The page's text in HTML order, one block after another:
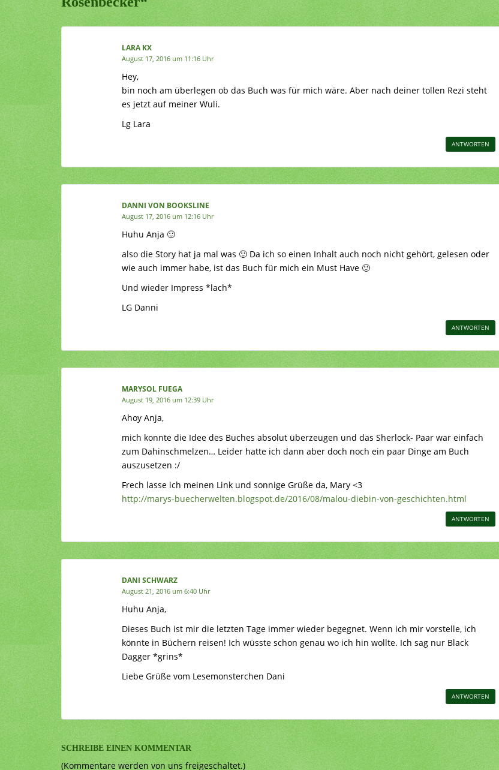
LARA KX
August 17, 2016 um 11:16 Uhr
Hey,
bin noch am überlegen ob das Buch was für mich wäre. Aber nach deiner tollen Rezi steht
es jetzt auf meiner Wuli.
Lg Lara
ANTWORTEN
DANNI VON BOOKSLINE
August 17, 2016 um 12:16 Uhr
Huhu Anja 🙂
also die Story hat ja mal was 🙂 Da ich so einen Inhalt auch noch nicht gehört, gelesen oder
wie auch immer habe, ist das Buch für mich ein Must Have 🙂
Und wieder Impress *lach*
LG Danni
ANTWORTEN
MARYSOL FUEGA
August 19, 2016 um 12:39 Uhr
Ahoy Anja,
mich konnte die Idee des Buches absolut überzeugen und das Sherlock- Paar war einfach
zum Dahinschmelzen… Leider hatte ich dann aber doch noch ein paar Dinge am Buch
auszusetzen :/
Frech lasse ich meinen Link und sonnige Grüße da, Mary <3
http://marys-buecherwelten.blogspot.de/2016/08/malou-diebin-von-geschichten.html
ANTWORTEN
DANI SCHWARZ
August 21, 2016 um 6:40 Uhr
Huhu Anja,
Dieses Buch ist mir die letzten Tage immer wieder begegnet. Wenn ich mir vorstelle, ich
könnte in Büchern reisen! Ich wüsste schon genau wo ich hin wollte. Ich sag nur Black
Dagger *grins*
Liebe Grüße vom Lesemonsterchen Dani
ANTWORTEN
SCHREIBE EINEN KOMMENTAR
(Kommentare werden von uns freigeschaltet.)